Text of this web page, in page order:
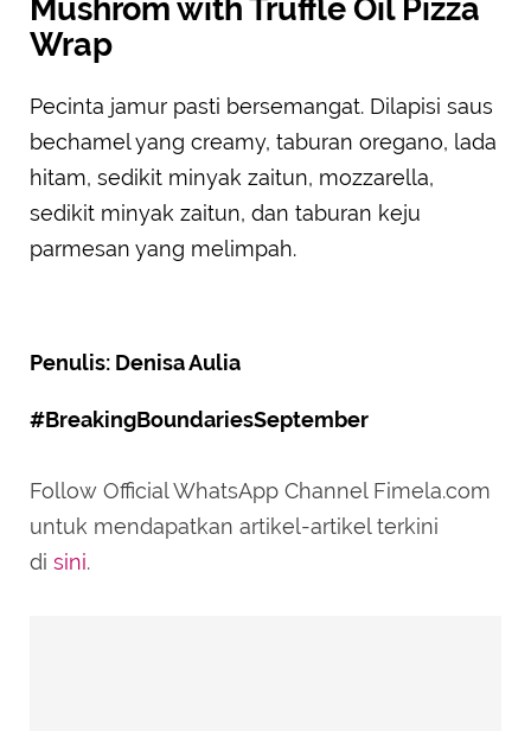
Mushrom with Truffle Oil Pizza
Wrap
Pecinta jamur pasti bersemangat. Dilapisi saus
bechamel yang creamy, taburan oregano, lada
hitam, sedikit minyak zaitun, mozzarella,
sedikit minyak zaitun, dan taburan keju
parmesan yang melimpah.
Penulis: Denisa Aulia
#BreakingBoundariesSeptember
Follow Official WhatsApp Channel Fimela.com
untuk mendapatkan artikel-artikel terkini
di sini.